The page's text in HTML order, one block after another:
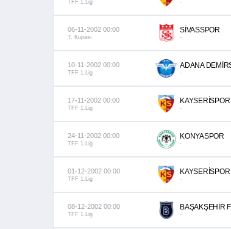
TFF 1.Lig -
06-11-2002 00:00
T. Kupası
SİVASSPOR
-
10-11-2002 00:00
TFF 1.Lig
ADANA
-
17-11-2002 00:00
TFF 1.Lig
KAYSERİSPOR
-
24-11-2002 00:00
TFF 1.Lig
KONYASPOR
-
01-12-2002 00:00
TFF 1.Lig
KAYSERİSPOR
-
08-12-2002 00:00
TFF 1.Lig
BAŞAKŞEHİR
-